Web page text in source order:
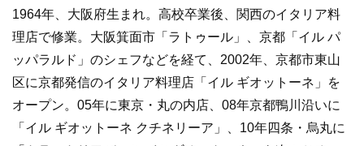
1964年、大阪府生まれ。高校卒業後、関西のイタリア料
理店で修業。大阪箕面市「ラトゥール」、京都「イル パ
ッパラルド」のシェフなどを経て、2002年、京都市東山
区に京都発信のイタリア料理店「イル ギオットーネ」を
オープン。05年に東京・丸の内店、08年京都鴨川沿いに
「イル ギオットーネ クチネリーア」、10年四条・烏丸に